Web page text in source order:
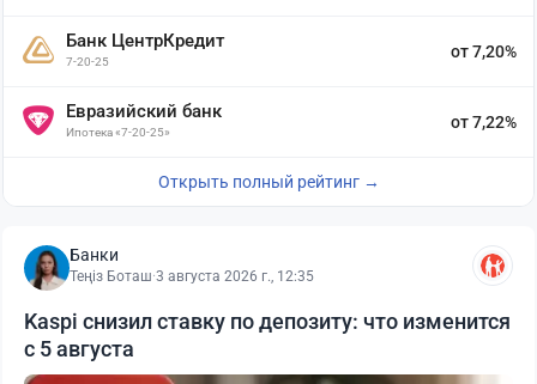
Банк ЦентрКредит
7-20-25
от 7,20%
Евразийский банк
Ипотека «7-20-25»
от 7,22%
Открыть полный рейтинг →
Банки
Теңіз Боташ·3 августа 2026 г., 12:35
Kaspi снизил ставку по депозиту: что изменится
с 5 августа